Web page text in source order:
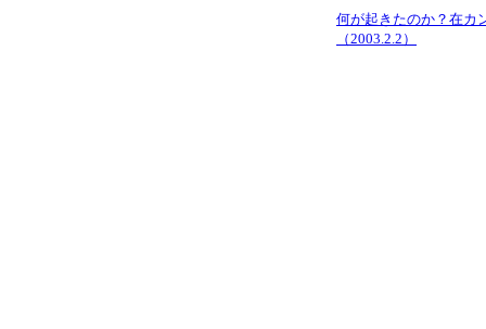
何が起きたのか？在カ
（2003.2.2）